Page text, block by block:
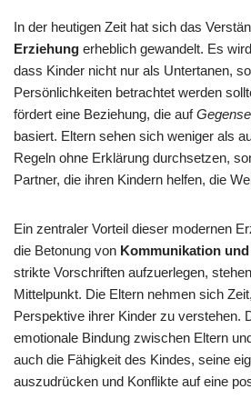
In der heutigen Zeit hat sich das
Erziehung erheblich gewandelt. Es
dass Kinder nicht nur als Untertanen,
Persönlichkeiten betrachtet werden
fördert eine Beziehung, die auf
basiert. Eltern sehen sich weniger als
Regeln ohne Erklärung durchsetzen,
Partner, die ihren Kindern helfen, die
Ein zentraler Vorteil dieser modernen
die Betonung von Kommunikation
strikte Vorschriften aufzuerlegen,
Mittelpunkt. Die Eltern nehmen sich
Perspektive ihrer Kinder zu verstehen.
emotionale Bindung zwischen Eltern
auch die Fähigkeit des Kindes, seine
auszudrücken und Konflikte auf eine